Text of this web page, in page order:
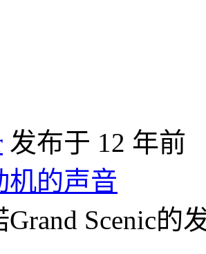
发布于 12 年前
机的声音
Scenic的